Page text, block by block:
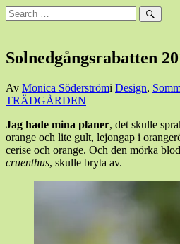
Sök
efter:
Sök
Solnedgångsrabatten
Den
14
201614
november,
2016
Av Monica Söderströmi Design,
TRÄDGÅRDEN
Jag hade mina planer, det skulle
orange och lite gult, lejongap i
cerise och orange. Och den mörka
cruenthus, skulle bryta av.